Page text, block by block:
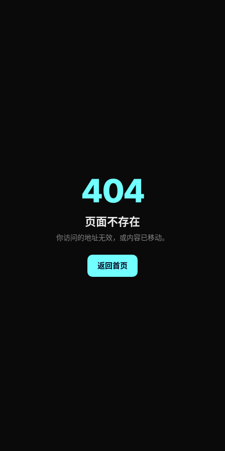
404
页面不存在
你访问的地址无效，或内容已移动。
返回首页